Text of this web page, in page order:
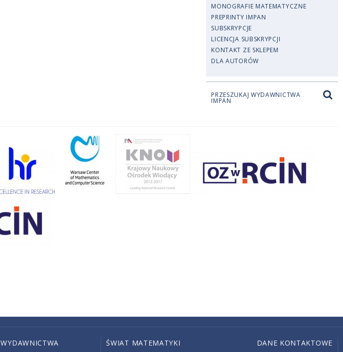
MONOGRAFIE MATEMATYCZNE
PREPRINTY IMPAN
SUBSKRYPCJE
LICENCJA SUBSKRYPCJI
KONTAKT ZE SKLEPEM
DLA AUTORÓW
PRZESZUKAJ WYDAWNICTWA
IMPAN
WYDAWNICTWA ŚWIAT MATEMATYKI DANE KONTAKTOWE